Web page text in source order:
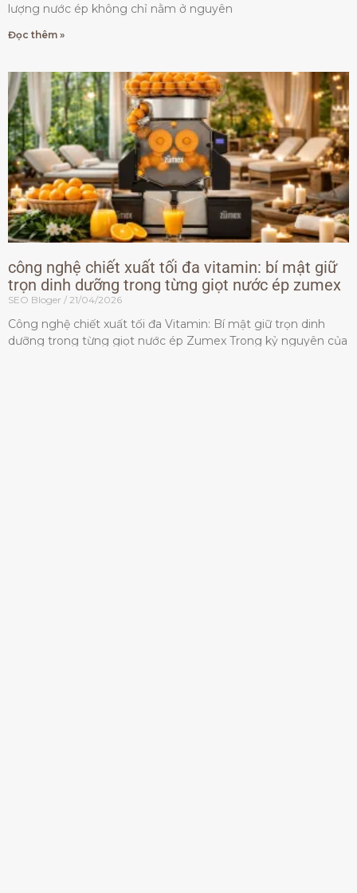
lượng nước ép không chỉ nằm ở nguyên
Đọc thêm »
công nghệ chiết xuất tối đa vitamin: bí mật giữ
trọn dinh dưỡng trong từng giọt nước ép zumex
SEO Bloger 21/04/2026
Công nghệ chiết xuất tối đa Vitamin: Bí mật giữ trọn dinh
dưỡng trong từng giọt nước ép Zumex Trong kỷ nguyên của